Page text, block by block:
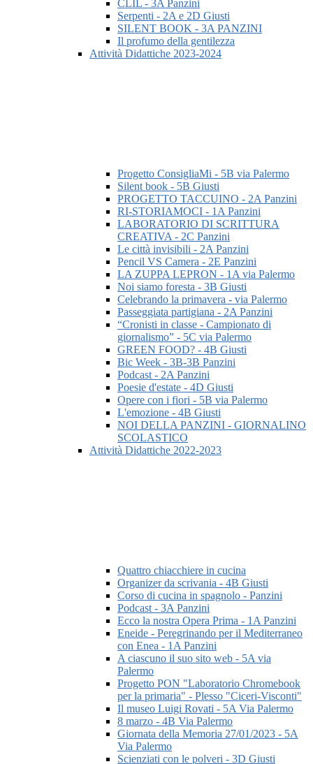
CLIL - 3A Panzini
Serpenti - 2A e 2D Giusti
SILENT BOOK - 3A PANZINI
Il profumo della gentilezza
Attività Didattiche 2023-2024
Progetto ConsigliaMi - 5B via Palermo
Silent book - 5B Giusti
PROGETTO TACCUINO - 2A Panzini
RI-STORIAMOCI - 1A Panzini
LABORATORIO DI SCRITTURA
CREATIVA - 2C Panzini
Le città invisibili - 2A Panzini
Pencil VS Camera - 2E Panzini
LA ZUPPA LEPRON - 1A via Palermo
Noi siamo foresta - 3B Giusti
Celebrando la primavera - via Palermo
Passeggiata partigiana - 2A Panzini
“Cronisti in classe - Campionato di
giornalismo” - 5C via Palermo
GREEN FOOD? - 4B Giusti
Bic Week - 3B-3B Panzini
Podcast - 2A Panzini
Poesie d'estate - 4D Giusti
Opere con i fiori - 5B via Palermo
L'emozione - 4B Giusti
NOI DELLA PANZINI - GIORNALINO
SCOLASTICO
Attività Didattiche 2022-2023
Quattro chiacchiere in cucina
Organizer da scrivania - 4B Giusti
Corso di cucina in spagnolo - Panzini
Podcast - 3A Panzini
Ecco la nostra Opera Prima - 1A Panzini
Eneide - Peregrinando per il Mediterraneo
con Enea - 1A Panzini
A ciascuno il suo sito web - 5A via
Palermo
Progetto PON "Laboratorio Chromebook
per la primaria" - Plesso "Ciceri-Visconti"
Il museo Luigi Rovati - 5A Via Palermo
8 marzo - 4B Via Palermo
Giornata della Memoria 27/01/2023 - 5A
Via Palermo
Scienziati con le polveri - 3D Giusti